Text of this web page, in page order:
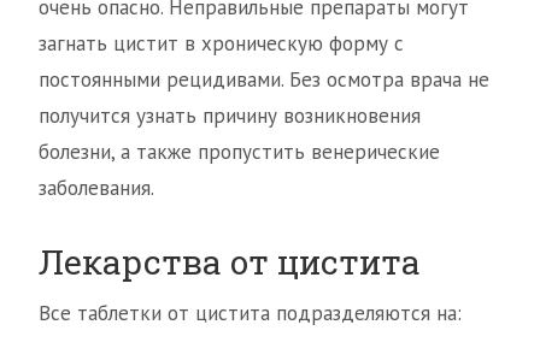
очень опасно. Неправильные препараты могут
загнать цистит в хроническую форму с
постоянными рецидивами. Без осмотра врача не
получится узнать причину возникновения
болезни, а также пропустить венерические
заболевания.
Лекарства от цистита
Все таблетки от цистита подразделяются на: